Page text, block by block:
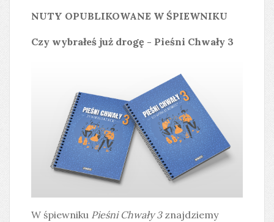
NUTY OPUBLIKOWANE W ŚPIEWNIKU
Czy wybrałeś już drogę - Pieśni Chwały 3
W śpiewniku Pieśni Chwały 3znajdziemy